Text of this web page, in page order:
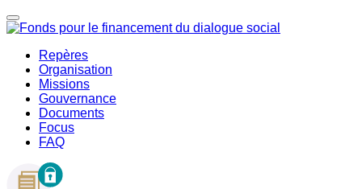
Repères
Organisation
Missions
Gouvernance
Documents
Focus
FAQ